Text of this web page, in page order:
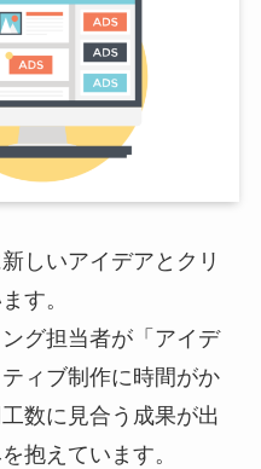
しいアイデアとクリ
す。
グ担当者が「アイデ
ィブ制作に時間がか
数に見合う成果が出
抱えています。